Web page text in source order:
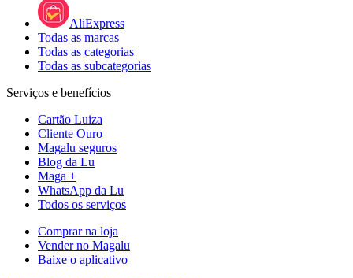
AliExpress
Todas as marcas
Todas as categorias
Todas as subcategorias
Serviços e benefícios
Cartão Luiza
Cliente Ouro
Magalu seguros
Blog da Lu
Maga +
WhatsApp da Lu
Todos os serviços
Comprar na loja
Vender no Magalu
Baixe o aplicativo